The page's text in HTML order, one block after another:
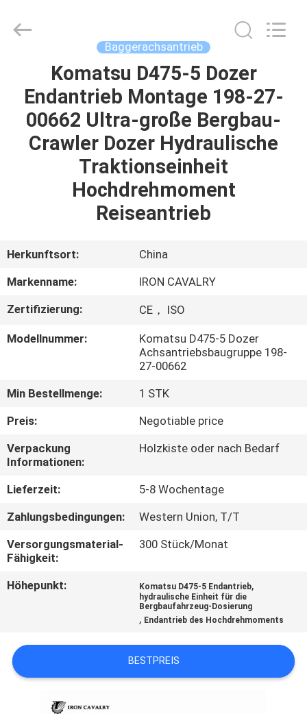
STARTSEITE
PRODUKTE
ÜBER
FABRIK
QUALITÄTSKONTROLLE
KONTAKT
NACHRICHTEN
ALLE
FÄLLE
SITEMAP
Machinery
Baggerachsantrieb
Komatsu D475-5 Dozer
Endantrieb Montage 198-27-
00662 Ultra-große Bergbau-
Crawler Dozer Hydraulische
Traktionseinheit
Hochdrehmoment
Reiseantrieb
Herkunftsort:
China
Markenname:
IRON CAVALRY
Zertifizierung:
CE， ISO
Modellnummer:
Komatsu D475-5 Dozer
Achsantriebsbaugruppe 198-
27-00662
Min Bestellmenge:
1 STK
Preis:
Negotiable price
Verpackung
Informationen:
Holzkiste oder nach Bedarf
Lieferzeit:
5-8 Wochentage
Zahlungsbedingungen:
Western Union, T/T
Versorgungsmaterial-
Fähigkeit:
300 Stück/Monat
Höhepunkt: Komatsu D475-5 Endantrieb,
hydraulische Einheit für die
Bergbaufahrzeug-Dosierung
, Endantrieb des Hochdrehmoments
BESTPREIS